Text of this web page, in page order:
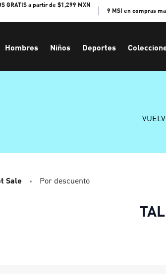
GRATIS a partir de $1,299 MXN
9 MSI en compras
Hombres Niños Deportes
Sale Por descuento